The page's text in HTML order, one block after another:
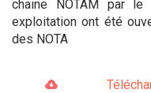
chaine NOTAM par
exploitation ont été
des NOTA